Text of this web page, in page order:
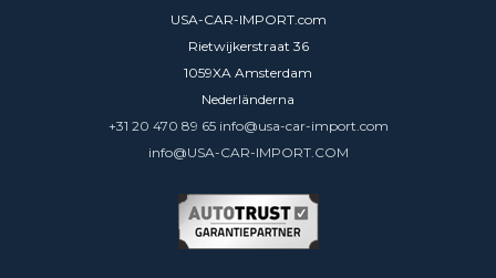
USA-CAR-IMPORT.com
Rietwijkerstraat 36
1059XA Amsterdam
Nederländerna
+31 20 470 89 65 info@usa-car-import.com
info@USA-CAR-IMPORT.COM